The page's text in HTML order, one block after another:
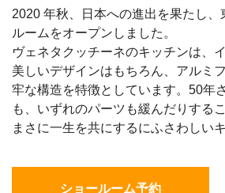
2020 年秋、日本への進出を果たし、
ルームをオープンしました。
ヴェネタクッチーネのキッチンは、
美しいデザインはもちろん、アルミ
牢な構造を特徴としています。50年
も、いずれのパーツも緩んだりする
まさに一生を共にするにふさわしい
ショールーム予約